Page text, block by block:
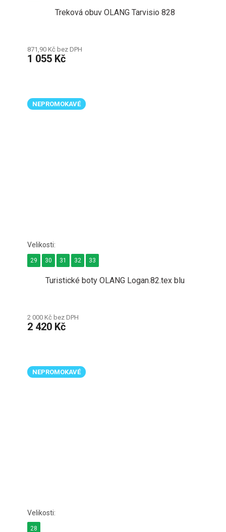
Treková obuv OLANG Tarvisio 828
871,90 Kč bez DPH
1 055 Kč
NEPROMOKAVÉ
Turistické boty OLANG Logan.82.tex blu
2 000 Kč bez DPH
2 420 Kč
29 30 31 32 33
NEPROMOKAVÉ
28